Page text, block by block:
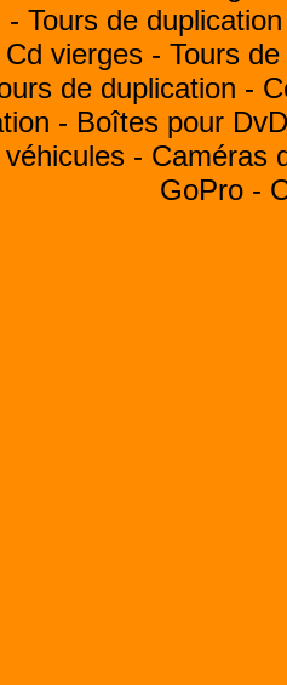
- Tours de
vierges - Tours
de duplication -
- Boîtes pour
- Caméras
GoPro -